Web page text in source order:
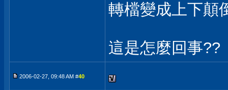
轉檔變成上下顛
這是怎麼回事??
2006-02-27, 09:48 AM #40